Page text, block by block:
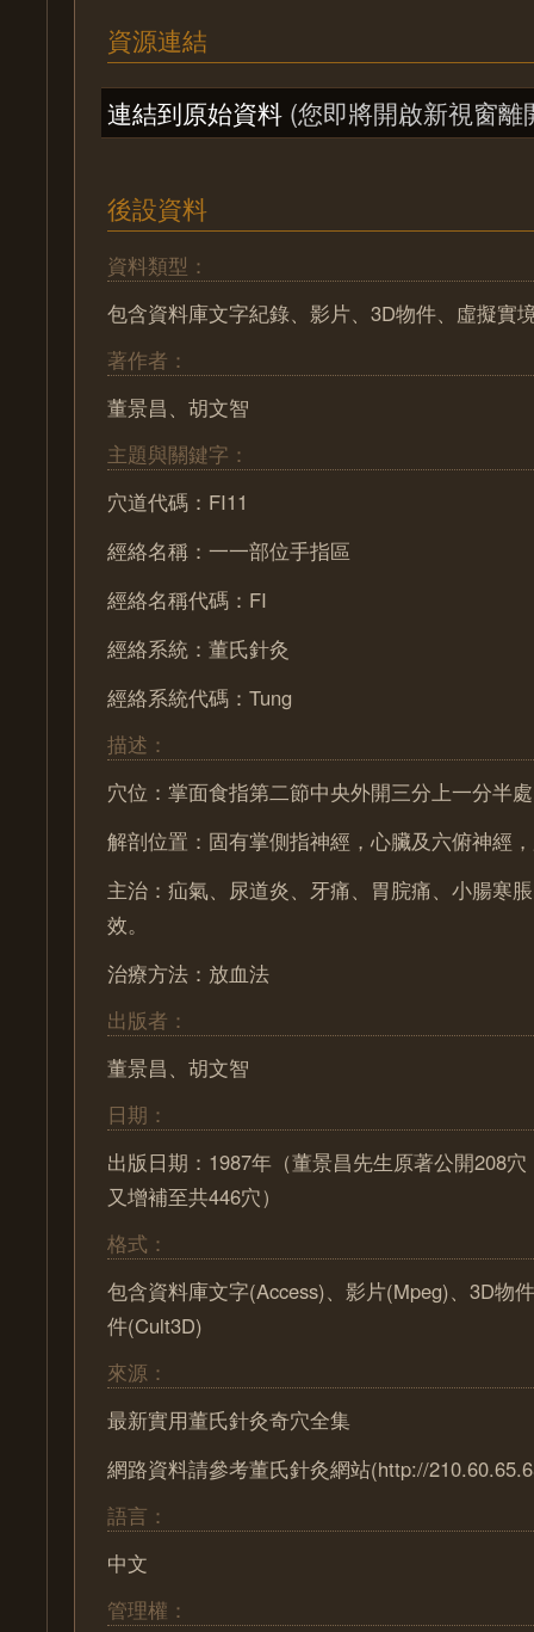
資源連結
連結到原始資料 (您即將開啟新視窗離
後設資料
資料類型：
包含資料庫文字紀錄、影片、3D物件、虛擬實
著作者：
董景昌、胡文智
主題與關鍵字：
穴道代碼：FI11
經絡名稱：一一部位手指區
經絡名稱代碼：FI
經絡系統：董氏針灸
經絡系統代碼：Tung
描述：
穴位：掌面食指第二節中央外開三分上一分半
解剖位置：固有掌側指神經，心臟及六俯神經
主治：疝氣、尿道炎、牙痛、胃脘痛、小腸寒
效。
治療方法：放血法
出版者：
董景昌、胡文智
日期：
出版日期：1987年（董景昌先生原著公開208
又增補至共446穴）
格式：
包含資料庫文字(Access)、影片(Mpeg)、3D物
件(Cult3D)
來源：
最新實用董氏針灸奇穴全集
網路資料請參考董氏針灸網站(http://
語言：
中文
管理權：